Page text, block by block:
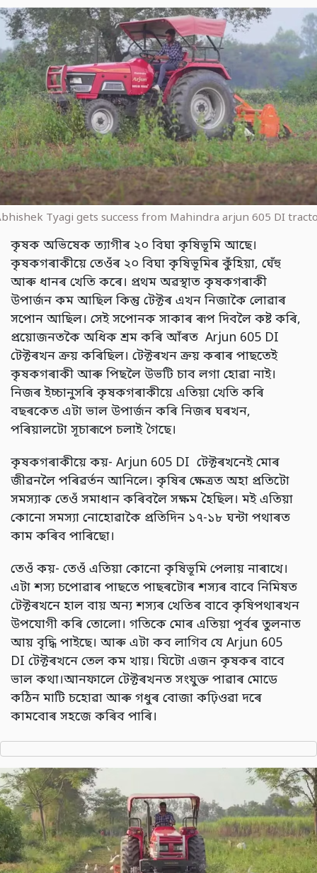
Tyagi gets success from Mahindra arjun 605 DI
কৃষক অভিষেক ত্যাগীৰ ২০ বিঘা কৃষিভূমি আছে।
কৃষকগৰাকীয়ে তেওঁৰ ২০ বিঘা কৃষিভূমিৰ কুঁহিয়া, ঘেঁহু
আৰু ধানৰ খেতি কৰে। প্ৰথম অৱস্থাত কৃষকগৰাকী
উপাৰ্জন কম আছিল কিন্তু টেক্টৰ এখন নিজাকৈ লোৱাৰ
সপোন আছিল। সেই সপোনক সাকাৰ ৰূপ দিবলৈ কষ্ট কৰি,
প্ৰয়োজনতকৈ অধিক শ্ৰম কৰি আঁৰত Arjun 605 DI
টেক্টৰখন ক্ৰয় কৰিছিল। টেক্টৰখন ক্ৰয় কৰাৰ পাছতেই
কৃষকগৰাকী আৰু পিছলৈ উভটি চাব লগা হোৱা নাই।
নিজৰ ইচ্চানুসৰি কৃষকগৰাকীয়ে এতিয়া খেতি কৰি
বছৰকেত এটা ভাল উপাৰ্জন কৰি নিজৰ ঘৰখন,
পৰিয়ালটো সূচাৰূপে চলাই গৈছে।
কৃষকগৰাকীয়ে কয়- Arjun 605 DI টেক্টৰখনেই মোৰ
জীৱনলৈ পৰিৱৰ্তন আনিলে। কৃষিৰ ক্ষেত্ৰত অহা প্ৰতিটো
সমস্যাক তেওঁ সমাধান কৰিবলৈ সক্ষম হৈছিল। মই এতিয়া
কোনো সমস্যা নোহোৱাকৈ প্ৰতিদিন ১৭-১৮ ঘন্টা পথাৰত
কাম কৰিব পাৰিছো।
তেওঁ কয়- তেওঁ এতিয়া কোনো কৃষিভূমি পেলায় নাৰাখে।
এটা শস্য চপোৱাৰ পাছতে পাছৰটোৰ শস্যৰ বাবে নিমিষত
টেক্টৰখনে হাল বায় অন্য শস্যৰ খেতিৰ বাবে কৃষিপথাৰখন
উপযোগী কৰি তোলো। গতিকে মোৰ এতিয়া পূৰ্বৰ তুলনাত
আয় বৃদ্ধি পাইছে। আৰু এটা কব লাগিব যে Arjun 605
DI টেক্টৰখনে তেল কম খায়। যিটো এজন কৃষকৰ বাবে
ভাল কথা।আনফালে টেক্টৰখনত সংযুক্ত পাৱাৰ মোডে
কঠিন মাটি চহোৱা আৰু গধুৰ বোজা কঢ়িওৱা দৰে
কামবোৰ সহজে কৰিব পাৰি।